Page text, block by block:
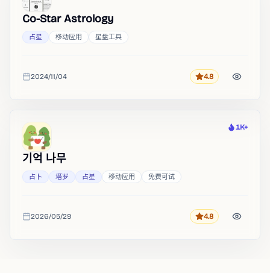
Co-Star Astrology
占星 移动应用 星盘工具
收录时间
2024/11/04 评分4.8
热度
1K+
기억 나무
占卜 塔罗 占星 移动应用 免费可试
收录时间
2026/05/29 评分4.8